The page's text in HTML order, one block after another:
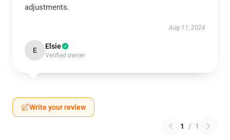
adjustments.
Aug 11, 2024
E Elsie
Verified owner
Write your review
1 / 1